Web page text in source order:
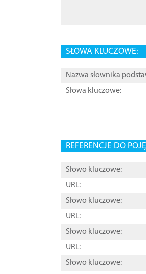
SŁOWA KLUCZOWE:
Nazwa słownika
Słowa kluczowe:
REFERENCJE DO
Słowo kluczowe:
URL:
Słowo kluczowe:
URL:
Słowo kluczowe:
URL:
Słowo kluczowe: